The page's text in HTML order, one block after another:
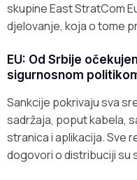
skupine East StratCom
djelovanje, koja o tome
EU: Od Srbije
sigurnosnom
Sankcije pokrivaju sva
sadržaja, poput kabela,
stranica i aplikacija. Sve
dogovori o distribuciji su